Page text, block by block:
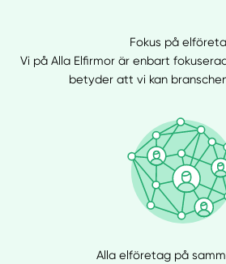
Fokus på
Vi på Alla Elfirmor är enbart
betyder att vi kan
Alla elföretag på